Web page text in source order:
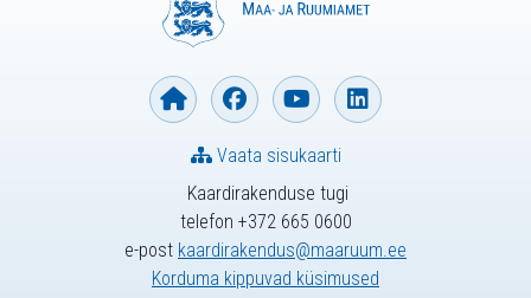
Kaardirakenduse tugi
telefon +372 665 0600
e-post kaardirakendus@maaruum.ee
Korduma kippuvad küsimused
Vaata sisukaarti